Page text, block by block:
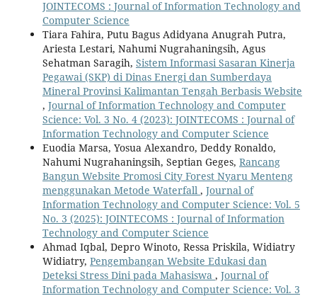
JOINTECOMS : Journal of Information Technology and
Computer Science
Tiara Fahira, Putu Bagus Adidyana Anugrah Putra,
Ariesta Lestari, Nahumi Nugrahaningsih, Agus
Sehatman Saragih, Sistem Informasi Sasaran Kinerja
Pegawai (SKP) di Dinas Energi dan Sumberdaya
Mineral Provinsi Kalimantan Tengah Berbasis Website
, Journal of Information Technology and Computer
Science: Vol. 3 No. 4 (2023): JOINTECOMS : Journal of
Information Technology and Computer Science
Euodia Marsa, Yosua Alexandro, Deddy Ronaldo,
Nahumi Nugrahaningsih, Septian Geges, Rancang
Bangun Website Promosi City Forest Nyaru Menteng
menggunakan Metode Waterfall , Journal of
Information Technology and Computer Science: Vol. 5
No. 3 (2025): JOINTECOMS : Journal of Information
Technology and Computer Science
Ahmad Iqbal, Depro Winoto, Ressa Priskila, Widiatry
Widiatry, Pengembangan Website Edukasi dan
Deteksi Stress Dini pada Mahasiswa , Journal of
Information Technology and Computer Science: Vol. 3